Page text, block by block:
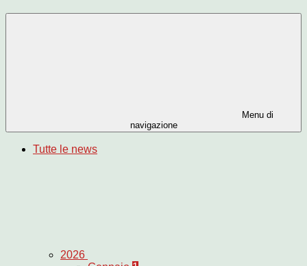
Menu di
navigazione
Tutte le news
2026